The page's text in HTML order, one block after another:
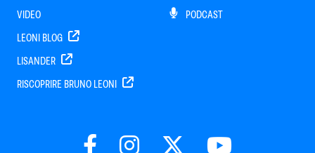
VIDEO
LEONI BLOG
LISANDER
RISCOPRIRE BRUNO LEONI
PODCAST